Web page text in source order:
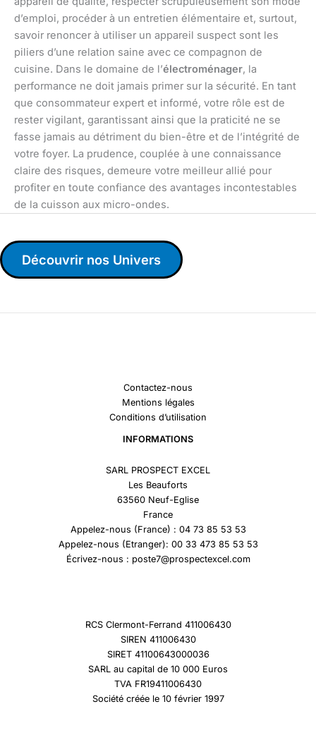
d’emploi, procéder à un entretien élémentaire et, surtout,
savoir renoncer à utiliser un appareil suspect sont les
piliers d’une relation saine avec ce compagnon de
cuisine. Dans le domaine de l’électroménager, la
performance ne doit jamais primer sur la sécurité. En tant
que consommateur expert et informé, votre rôle est de
rester vigilant, garantissant ainsi que la praticité ne se
fasse jamais au détriment du bien-être et de l’intégrité de
votre foyer. La prudence, couplée à une connaissance
claire des risques, demeure votre meilleur allié pour
profiter en toute confiance des avantages incontestables
de la cuisson aux micro-ondes.
Découvrir nos Univers
Contactez-nous
Mentions légales
Conditions d’utilisation
INFORMATIONS
SARL PROSPECT EXCEL
Les Beauforts
63560 Neuf-Eglise
France
Appelez-nous (France) : 04 73 85 53 53
Appelez-nous (Etranger): 00 33 473 85 53 53
Écrivez-nous : poste7@prospectexcel.com
RCS Clermont-Ferrand 411006430
SIREN 411006430
SIRET 41100643000036
SARL au capital de 10 000 Euros
TVA FR19411006430
Société créée le 10 février 1997